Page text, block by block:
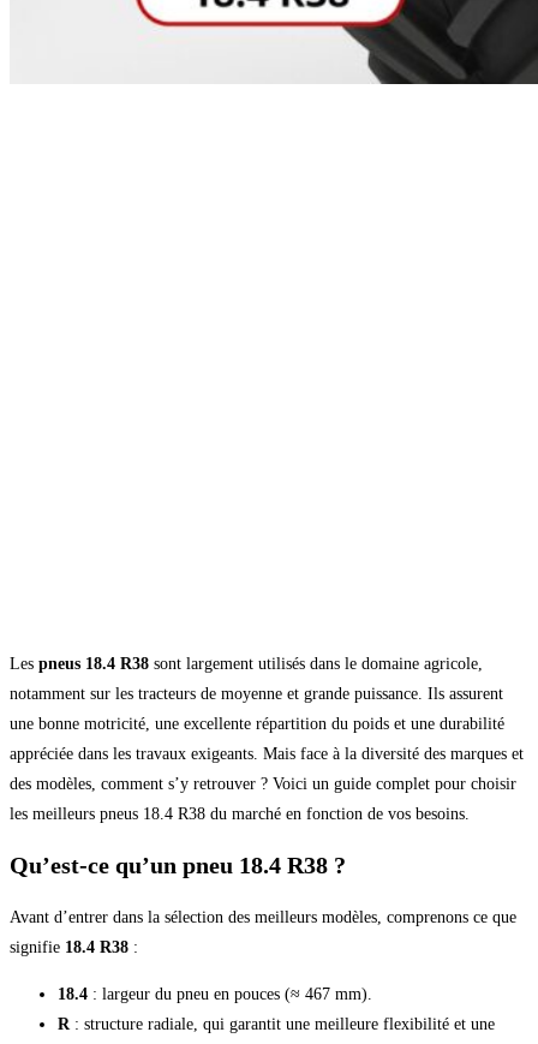
Les pneus 18.4 R38 sont largement utilisés dans le domaine agricole,
notamment sur les tracteurs de moyenne et grande puissance. Ils assurent
une bonne motricité, une excellente répartition du poids et une durabilité
appréciée dans les travaux exigeants. Mais face à la diversité des marques et
des modèles, comment s’y retrouver ? Voici un guide complet pour choisir
les meilleurs pneus 18.4 R38 du marché en fonction de vos besoins.
Qu’est-ce qu’un pneu 18.4 R38 ?
Avant d’entrer dans la sélection des meilleurs modèles, comprenons ce que
signifie 18.4 R38 :
18.4 : largeur du pneu en pouces (≈ 467 mm).
R: structure radiale, qui garantit une meilleure flexibilité et une